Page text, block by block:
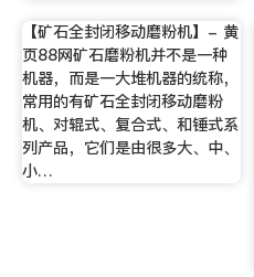
【矿石全封闭移动磨粉机】- 黄
页88网矿石磨粉机并不是一种
机器，而是一大堆机器的统称，
常用的有矿石全封闭移动磨粉
机、对辊式、复合式、和锤式系
列产品，它们是由很多大、中、
小…